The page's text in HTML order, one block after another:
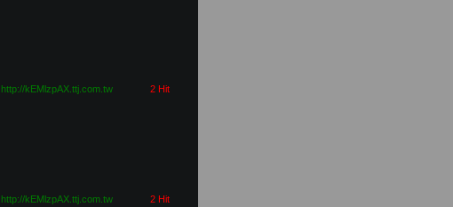
http://kEMlzpAX.ttj.com.tw 2 Hit
http://kEMlzpAX.ttj.com.tw 2 Hit